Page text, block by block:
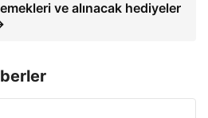
ve alınacak hediyeler